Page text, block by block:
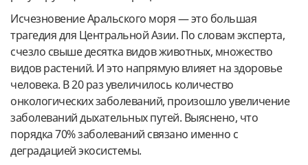
Исчезновение Аральского моря — это большая
трагедия для Центральной Азии. По словам эксперта,
счезло свыше десятка видов животных, множество
видов растений. И это напрямую влияет на здоровье
человека. В 20 раз увеличилось количество
онкологических заболеваний, произошло увеличение
заболеваний дыхательных путей. Выяснено, что
порядка 70% заболеваний связано именно с
деградацией экосистемы.